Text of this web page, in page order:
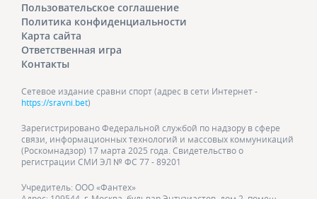
Пользовательское соглашение
Политика конфиденциальности
Карта сайта
Ответственная игра
Контакты
Сетевое издание сравни спорт (адрес в сети Интернет -
https://sravni.bet)
Зарегистрировано Федеральной службой по надзору в сфере
связи, информационных технологий и массовых коммуникаций
(Роскомнадзор) 17 марта 2025 года. Свидетельство о
регистрации СМИ ЭЛ № ФС 77 - 89201
Учредитель: ООО «Фантех»